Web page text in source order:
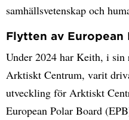
samhällsvetenskap och
Flytten av European
Under 2024 har Keith, i
Arktiskt Centrum, varit
utveckling för Arktiskt
European Polar Board